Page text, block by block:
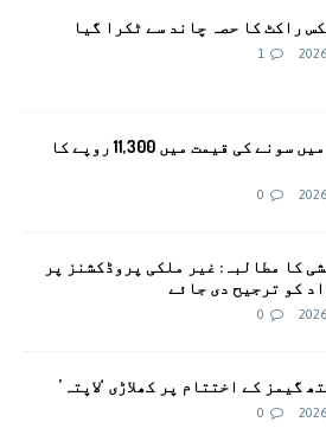
راکٹ کا حصہ چاند سے ٹکرا گیا
1
پاکستان میں سونے کی قیمت میں 11,300 روپے کا
0
کا مطالبہ: غیر ملکی پروڈکشنز پر
کو ترجیح دی جائے
0
گیمز کے اختتام پر کھلاڑی ‘لاپتہ’
0